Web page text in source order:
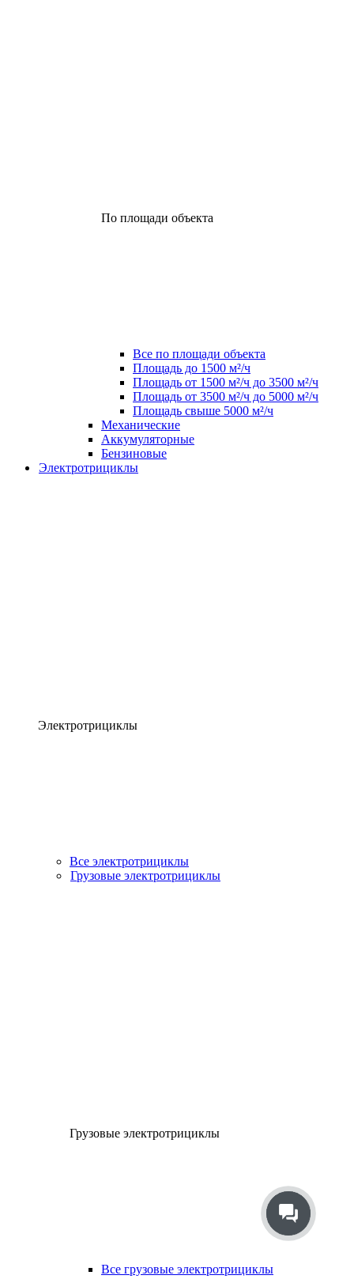
По площади объекта
Все по площади объекта
Площадь до 1500 м²/ч
Площадь от 1500 м²/ч до 3500 м²/ч
Площадь от 3500 м²/ч до 5000 м²/ч
Площадь свыше 5000 м²/ч
Механические
Аккумуляторные
Бензиновые
Электротрициклы
Электротрициклы
Все электротрициклы
Грузовые электротрициклы
Грузовые электротрициклы
Все грузовые электротрициклы